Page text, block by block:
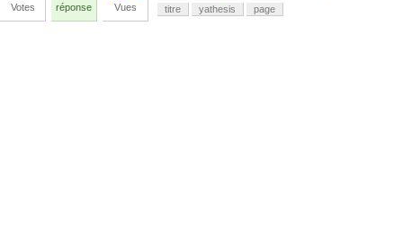
Votes réponse Vues titre yathesis page